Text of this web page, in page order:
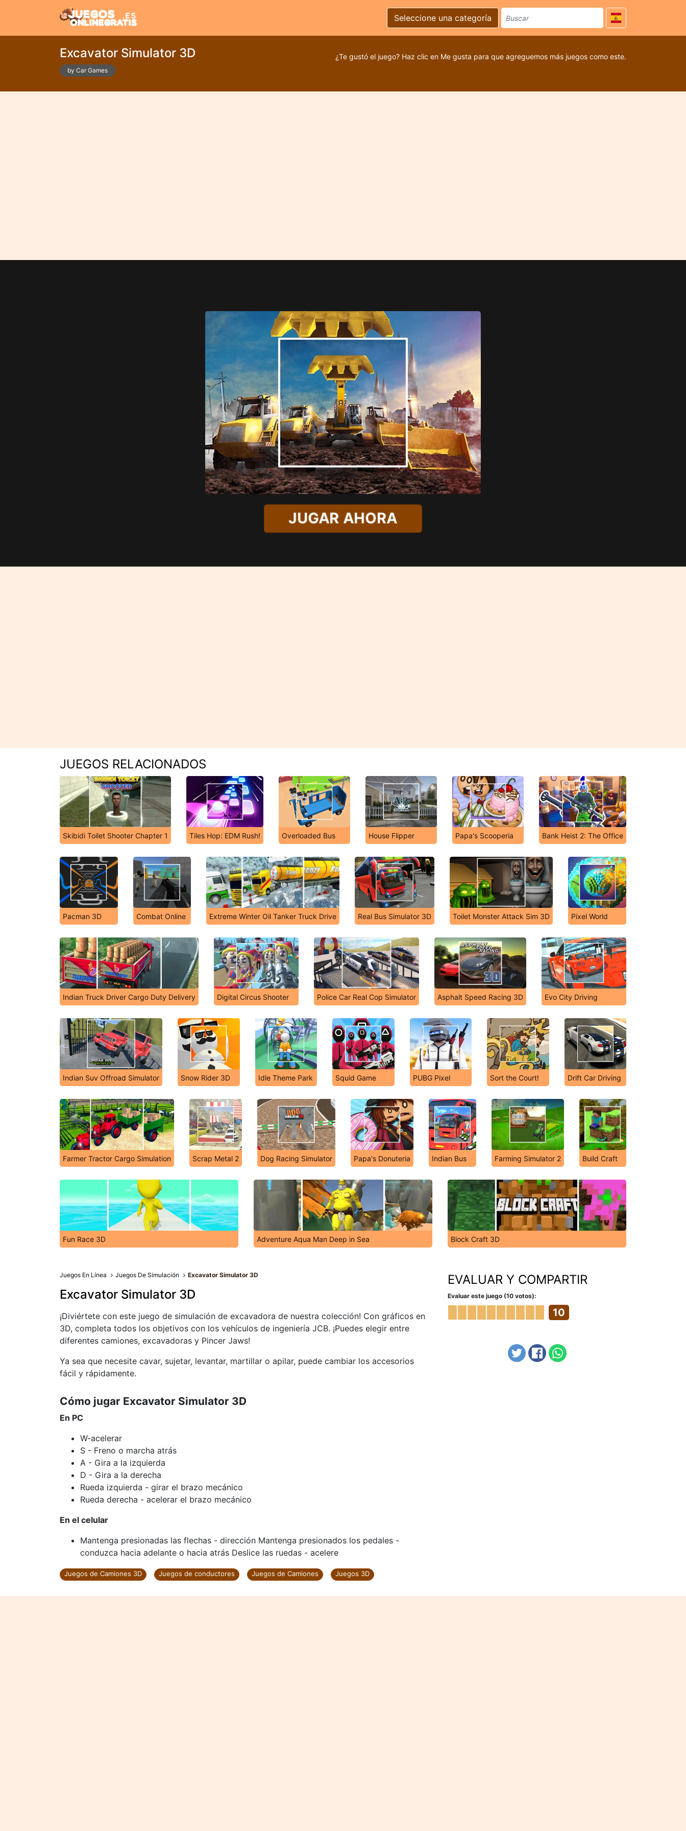
Seleccione una categoría
Excavator Simulator 3D
by Car Games
¿Te gustó el juego? Haz clic en Me gusta para que agreguemos más juegos como este.
JUGAR AHORA
JUEGOS RELACIONADOS
Skibidi Toilet Shooter Chapter 1 Tiles Hop: EDM Rush! Overloaded Bus House Flipper Papa's Scooperia Bank Heist 2: The Office
Pacman 3D Combat Online Extreme Winter Oil Tanker Truck Drive Real Bus Simulator 3D Toilet Monster Attack Sim 3D Pixel World
Indian Truck Driver Cargo Duty Delivery Digital Circus Shooter Police Car Real Cop Simulator Asphalt Speed Racing 3D Evo City Driving
Indian Suv Offroad Simulator Snow Rider 3D Idle Theme Park Squid Game PUBG Pixel Sort the Court! Drift Car Driving
Farmer Tractor Cargo Simulation Scrap Metal 2 Dog Racing Simulator Papa's Donuteria Indian Bus Farming Simulator 2 Build Craft
Fun Race 3D Adventure Aqua Man Deep in Sea Block Craft 3D
Juegos En Línea Juegos De Simulación Excavator Simulator 3D
Excavator Simulator 3D
¡Diviértete con este juego de simulación de excavadora de nuestra colección! Con gráficos en
3D, completa todos los objetivos con los vehículos de ingeniería JCB. ¡Puedes elegir entre
diferentes camiones, excavadoras y Pincer Jaws!
Ya sea que necesite cavar, sujetar, levantar, martillar o apilar, puede cambiar los accesorios
fácil y rápidamente.
Cómo jugar Excavator Simulator 3D
En PC
W-acelerar
S - Freno o marcha atrás
A - Gira a la izquierda
D - Gira a la derecha
Rueda izquierda - girar el brazo mecánico
Rueda derecha - acelerar el brazo mecánico
En el celular
Mantenga presionadas las flechas - dirección Mantenga presionados los pedales -
conduzca hacia adelante o hacia atrás Deslice las ruedas - acelere
Juegos de Camiones 3D Juegos de conductores Juegos de Camiones Juegos 3D
EVALUAR Y COMPARTIR
Evaluar este juego (10 votos):
10